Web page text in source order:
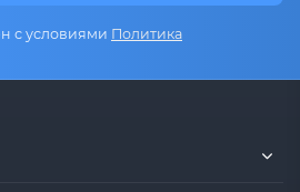
с условиями Политика